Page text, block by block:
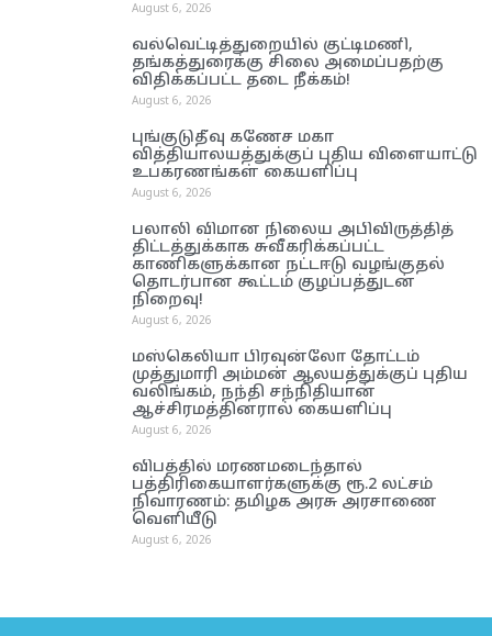
August 6, 2026
வல்வெட்டித்துறையில் குட்டிமணி,
தங்கத்துரைக்கு சிலை அமைப்பதற்கு
விதிக்கப்பட்ட தடை நீக்கம்!
August 6, 2026
புங்குடுதீவு கணேச மகா
வித்தியாலயத்துக்குப் புதிய விளையாட்டு
உபகரணங்கள் கையளிப்பு
August 6, 2026
பலாலி விமான நிலைய அபிவிருத்தித்
திட்டத்துக்காக சுவீகரிக்கப்பட்ட
காணிகளுக்கான நட்டஈடு வழங்குதல்
தொடர்பான கூட்டம் குழப்பத்துடன்
நிறைவு!
August 6, 2026
மஸ்கெலியா பிரவுன்லோ தோட்டம்
முத்துமாரி அம்மன் ஆலயத்துக்குப் புதிய
வலிங்கம், நந்தி சந்நிதியான்
ஆச்சிரமத்தினரால் கையளிப்பு
August 6, 2026
விபத்தில் மரணமடைந்தால்
பத்திரிகையாளர்களுக்கு ரூ.2 லட்சம்
நிவாரணம்: தமிழக அரசு அரசாணை
வெளியீடு
August 6, 2026